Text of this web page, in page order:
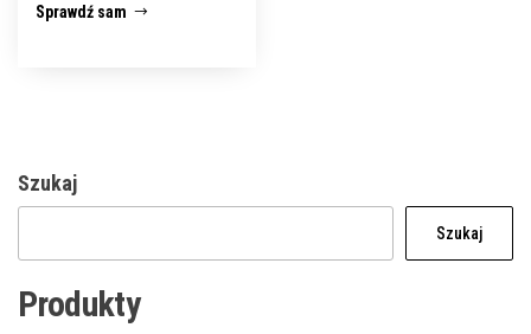
Sprawdź sam
Szukaj
Szukaj
Produkty